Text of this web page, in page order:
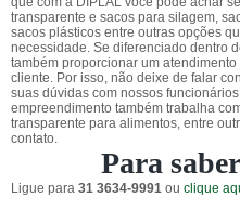
transparente e sacos para silagem,
sacos plásticos entre outras opções
necessidade. Se diferenciado dentro
também proporcionar um
cliente. Por isso, não deixe de falar
suas dúvidas com nossos
empreendimento também trabalha
transparente para alimentos, entre
contato.
Para
Ligue para 31 3634-9991 ou clique